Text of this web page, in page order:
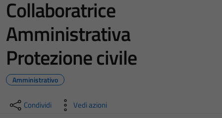
Collaboratrice
Amministrativa
Protezione civile
Amministrativo
Condividi Vedi azioni